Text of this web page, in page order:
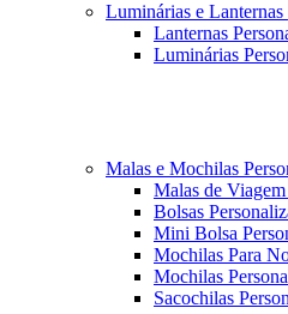
Luminárias e Lanternas
Lanternas
Luminárias
Malas e Mochilas
Malas de
Bolsas
Mini Bolsa
Mochilas Para
Mochilas
Sacochilas